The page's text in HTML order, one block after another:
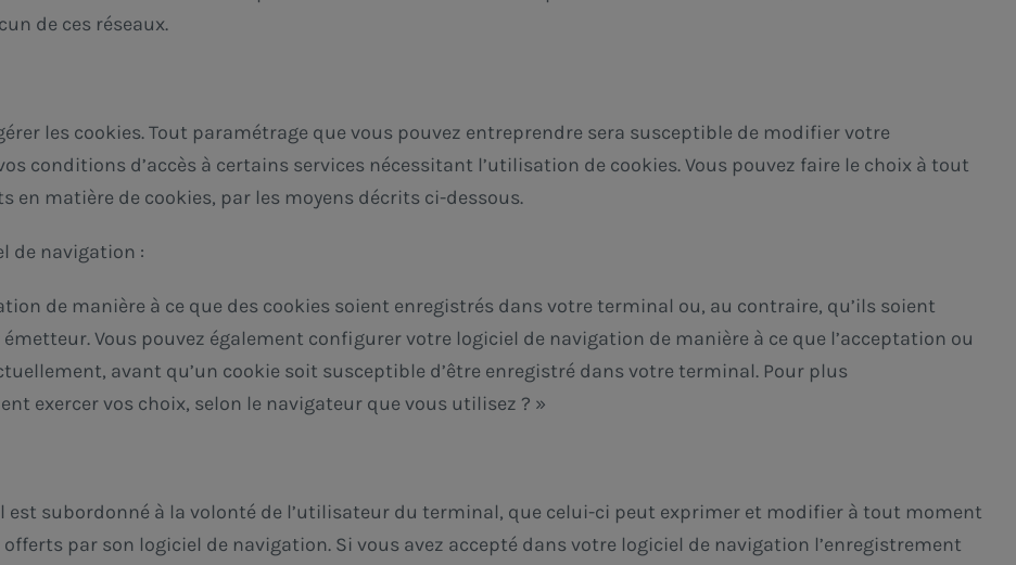
de ces réseaux.
les cookies. Tout paramétrage que vous pouvez entreprendre sera susceptible de modifier votre
conditions d’accès à certains services nécessitant l’utilisation de cookies. Vous pouvez faire le choix à tout
en matière de cookies, par les moyens décrits ci-dessous.
de navigation :
de manière à ce que des cookies soient enregistrés dans votre terminal ou, au contraire, qu’ils soient
Vous pouvez également configurer votre logiciel de navigation de manière à ce que l’acceptation ou
avant qu’un cookie soit susceptible d’être enregistré dans votre terminal. Pour plus
exercer vos choix, selon le navigateur que vous utilisez ? »
est subordonné à la volonté de l’utilisateur du terminal, que celui-ci peut exprimer et modifier à tout moment
par son logiciel de navigation. Si vous avez accepté dans votre logiciel de navigation l’enregistrement